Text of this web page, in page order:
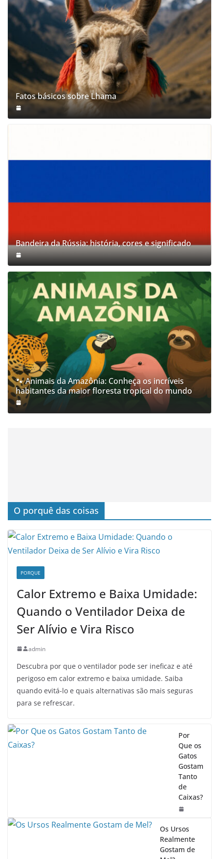
Fatos básicos sobre Lhama
Bandeira da Rússia: história, cores e significado
🐾 Animais da Amazônia: Conheça os incríveis
habitantes da maior floresta tropical do mundo
O porquê das coisas
PORQUE
Calor Extremo e Baixa Umidade:
Quando o Ventilador Deixa de
Ser Alívio e Vira Risco
admin
Descubra por que o ventilador pode ser ineficaz e até
perigoso em calor extremo e baixa umidade. Saiba
quando evitá-lo e quais alternativas são mais seguras
para se refrescar.
Por
Que os
Gatos
Gostam
Tanto
de
Caixas?
Os Ursos
Realmente
Gostam de